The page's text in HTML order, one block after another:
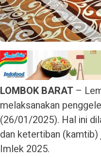
LOMBOK BARAT –
melaksanakan
(26/01/2025). Hal ini
dan ketertiban (kamtib)
Imlek 2025.